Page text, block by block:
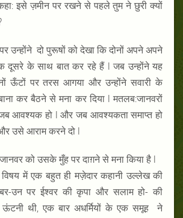
इसे ज़मीन पर रखने से पहले तुम ने छुरी क्यों
उन्होंने दो पुरूषों को देखा कि दोनों अपने अपने
दूसरे के साथ बात कर रहे हैं l जब उन्होंने यह
ऊँटों पर तरस आगया और उन्होंने सवारी के
कर बैठने से मना कर दिया l मतलब:जानवरों
आवश्यक हो l और जब आवश्यकता समाप्त हो
उसे आराम करने दो l
को उसके मुँह पर दाग़ने से मना किया है l
में एक बहुत ही मज़ेदार कहानी उल्लेख की
उन पर ईश्वर की कृपा और सलाम हो- की
थी, एक बार अधर्मियों के एक समूह ने